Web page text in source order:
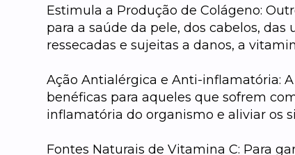
Estimula a Produção de Colágeno:
para a saúde da pele, dos cabelos,
ressecadas e sujeitas a danos, a
Ação Antialérgica e Anti-inflamatória:
benéficas para aqueles que sofrem
inflamatória do organismo e aliviar os
Fontes Naturais de Vitamina C: Para